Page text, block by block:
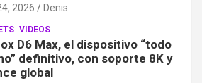
2026 Denis
VIDEOS
D6 Max, el dispositivo “todo
definitivo, con soporte 8K y
global